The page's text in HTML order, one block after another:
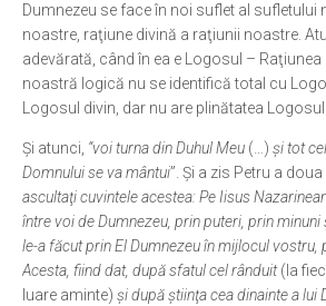
Dumnezeu se face în noi suflet al sufletului
noastre, raţiune divină a raţiunii noastre.
adevărată, când în ea e Logosul – Raţiunea
noastră logică nu se identifică total cu
Logosul divin, dar nu are plinătatea
Şi atunci, “voi turna din Duhul Meu (…) şi tot
Domnului se va mântui”. Şi a zis Petru a
ascultaţi cuvintele acestea: Pe Iisus
între voi de Dumnezeu, prin puteri, prin
le-a făcut prin El Dumnezeu în mijlocul vostru,
Acesta, fiind dat, după sfatul cel rânduit(la
luare aminte) şi după ştiinţa cea dinainte a lui